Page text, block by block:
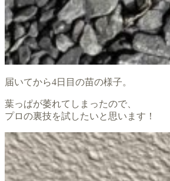
届いてから4日目の苗の様子。
葉っぱが萎れてしまったので、
プロの裏技を試したいと思います！